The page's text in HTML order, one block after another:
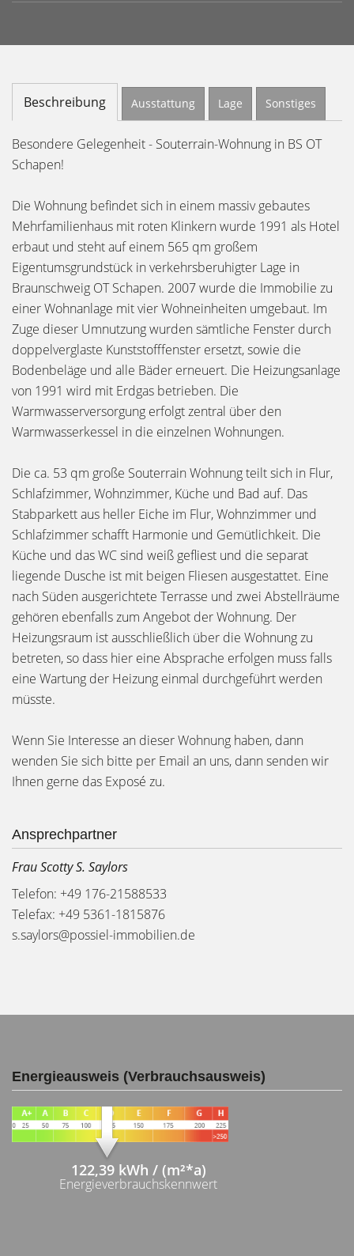
Beschreibung Ausstattung Lage Sonstiges
Besondere Gelegenheit - Souterrain-Wohnung in BS OT
Schapen!
Die Wohnung befindet sich in einem massiv gebautes
Mehrfamilienhaus mit roten Klinkern wurde 1991 als Hotel
erbaut und steht auf einem 565 qm großem
Eigentumsgrundstück in verkehrsberuhigter Lage in
Braunschweig OT Schapen. 2007 wurde die Immobilie zu
einer Wohnanlage mit vier Wohneinheiten umgebaut. Im
Zuge dieser Umnutzung wurden sämtliche Fenster durch
doppelverglaste Kunststofffenster ersetzt, sowie die
Bodenbeläge und alle Bäder erneuert. Die Heizungsanlage
von 1991 wird mit Erdgas betrieben. Die
Warmwasserversorgung erfolgt zentral über den
Warmwasserkessel in die einzelnen Wohnungen.
Die ca. 53 qm große Souterrain Wohnung teilt sich in Flur,
Schlafzimmer, Wohnzimmer, Küche und Bad auf. Das
Stabparkett aus heller Eiche im Flur, Wohnzimmer und
Schlafzimmer schafft Harmonie und Gemütlichkeit. Die
Küche und das WC sind weiß gefliest und die separat
liegende Dusche ist mit beigen Fliesen ausgestattet. Eine
nach Süden ausgerichtete Terrasse und zwei Abstellräume
gehören ebenfalls zum Angebot der Wohnung. Der
Heizungsraum ist ausschließlich über die Wohnung zu
betreten, so dass hier eine Absprache erfolgen muss falls
eine Wartung der Heizung einmal durchgeführt werden
müsste.
Wenn Sie Interesse an dieser Wohnung haben, dann
wenden Sie sich bitte per Email an uns, dann senden wir
Ihnen gerne das Exposé zu.
Ansprechpartner
Frau Scotty S. Saylors
Telefon: +49 176-21588533
Telefax: +49 5361-1815876
s.saylors@possiel-immobilien.de
Energieausweis (Verbrauchsausweis)
122,39 kWh / (m²*a)
Energieverbrauchskennwert